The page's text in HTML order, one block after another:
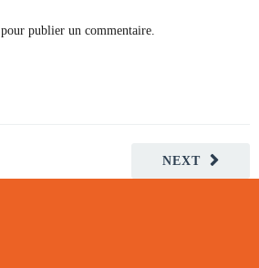
pour publier un commentaire.
NEXT